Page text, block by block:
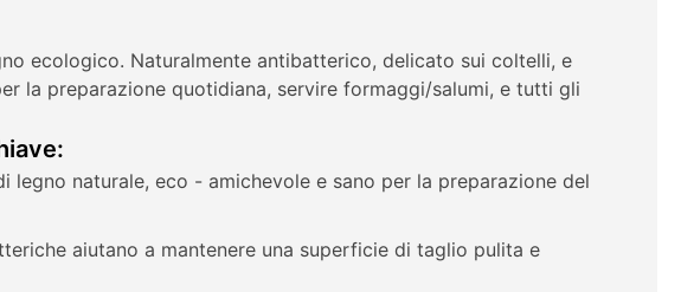
ecologico. Naturalmente antibatterico, delicato sui coltelli, e
la preparazione quotidiana, servire formaggi/salumi, e tutti gli
legno naturale, eco - amichevole e sano per la preparazione del
aiutano a mantenere una superficie di taglio pulita e